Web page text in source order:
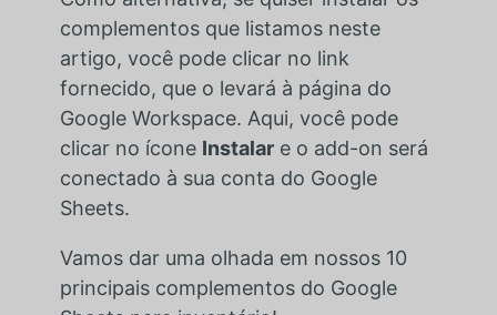
complementos que listamos neste
artigo, você pode clicar no link
fornecido, que o levará à página do
Google Workspace. Aqui, você pode
clicar no ícone Instalare o add-on será
conectado à sua conta do Google
Sheets.
Vamos dar uma olhada em nossos 10
principais complementos do Google